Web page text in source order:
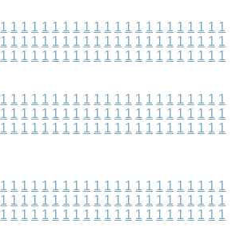
1 1 1 1 1 1 1 1 1 1 1 1 1 1 1 1 1 1 1 1 1 1
1 1 1 1 1 1 1 1 1 1 1 1 1 1 1 1 1 1 1 1 1 1
1 1 1 1 1 1 1 1 1 1 1 1 1 1 1 1 1 1 1 1 1 1
1 1 1 1 1 1 1 1 1 1 1 1 1 1 1 1 1 1 1 1 1 1
1 1 1 1 1 1 1 1 1 1 1 1 1 1 1 1 1 1 1 1 1 1
1 1 1 1 1 1 1 1 1 1 1 1 1 1 1 1 1 1 1 1 1 1
1 1 1 1 1 1 1 1 1 1 1 1 1 1 1 1 1 1 1 1 1 1
1 1 1 1 1 1 1 1 1 1 1 1 1 1 1 1 1 1 1 1 1 1
1 1 1 1 1 1 1 1 1 1 1 1 1 1 1 1 1 1 1 1 1 1